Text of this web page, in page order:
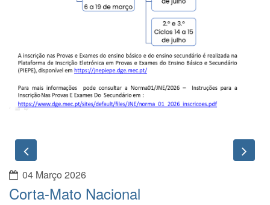
Previous
04 Março 2026
Corta-Mato Nacional